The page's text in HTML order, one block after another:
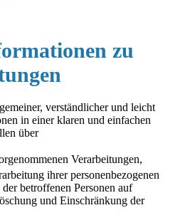
zu
verständlicher und leicht
in einer klaren und einfachen
über
Verarbeitungen,
ihrer personenbezogenen
betroffenen Personen auf
und Einschränkung der